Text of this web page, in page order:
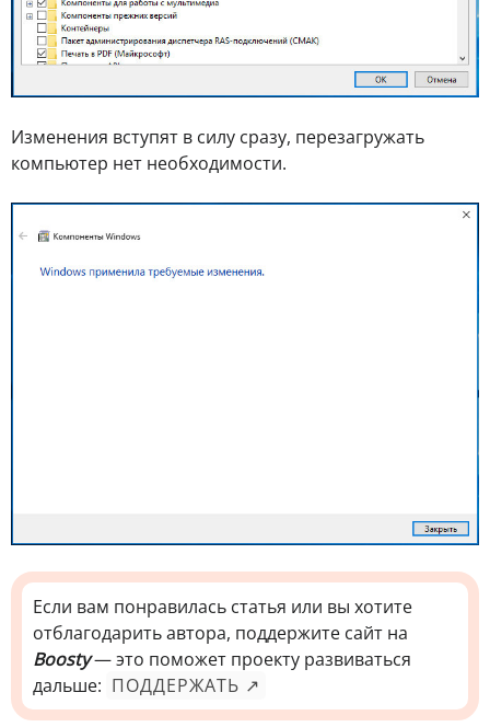
Изменения вступят в силу сразу, перезагружать
компьютер нет необходимости.
Если вам понравилась статья или вы хотите
отблагодарить автора, поддержите сайт на
Boosty— это поможет проекту развиваться
дальше: ПОДДЕРЖАТЬ ↗